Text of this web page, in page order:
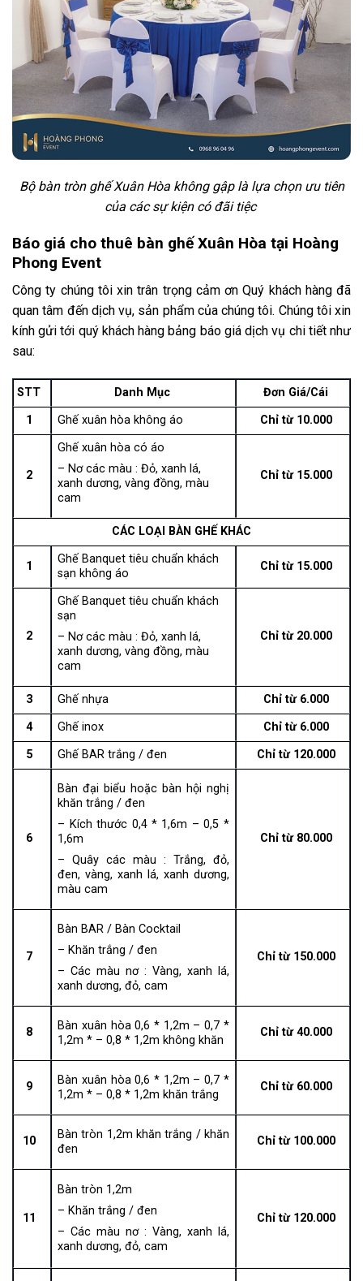
Bộ bàn tròn ghế Xuân Hòa không gập là lựa chọn ưu tiên
của các sự kiện có đãi tiệc
Báo giá cho thuê bàn ghế Xuân Hòa tại Hoàng
Phong Event
Công ty chúng tôi xin trân trọng cảm ơn Quý khách hàng đã
quan tâm đến dịch vụ, sản phẩm của chúng tôi. Chúng tôi xin
kính gửi tới quý khách hàng bảng báo giá dịch vụ chi tiết như
sau:
STT Danh Mục
Đơn Giá/Cái
1
Ghế xuân hòa không áo Chỉ từ 10.000
2
Ghế xuân hòa có áo
– Nơ các màu : Đỏ, xanh lá,
xanh dương, vàng đồng, màu
cam
Chỉ từ 15.000
CÁC LOẠI BÀN GHẾ KHÁC
1
Ghế Banquet tiêu chuẩn khách
sạn không áo
Chỉ từ 15.000
2
Ghế Banquet tiêu chuẩn khách
sạn
– Nơ các màu : Đỏ, xanh lá,
xanh dương, vàng đồng, màu
cam
Chỉ từ 20.000
3 Ghế nhựa
Chỉ từ 6.000
4
Ghế inox
Chỉ từ 6.000
5
Ghế BAR trắng / đen Chỉ từ 120.000
6
Bàn đại biểu hoặc bàn hội nghị
khăn trắng / đen
– Kích thước 0,4 * 1,6m – 0,5 *
1,6m
– Quây các màu : Trắng, đỏ,
đen, vàng, xanh lá, xanh dương,
màu cam
Chỉ từ 80.000
7
Bàn BAR / Bàn Cocktail
– Khăn trắng / đen
– Các màu nơ : Vàng, xanh lá,
xanh dương, đỏ, cam
Chỉtừ 150.000
8
Bàn xuân hòa 0,6 * 1,2m – 0,7 *
1,2m * – 0,8 * 1,2m không khăn
Chỉ từ 40.000
9
Bàn xuân hòa 0,6 * 1,2m – 0,7 *
1,2m * – 0,8 * 1,2m khăn trắng
Chỉ từ 60.000
10
Bàn tròn 1,2m khăn trắng / khăn
đen
Chỉ từ 100.000
11
Bàn tròn 1,2m
– Khăn trắng / đen
– Các màu nơ : Vàng, xanh lá,
xanh dương, đỏ, cam
Chỉ từ 120.000